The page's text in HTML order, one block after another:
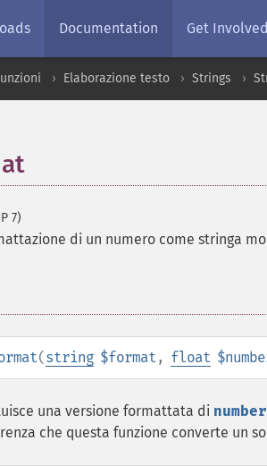
Documentation Get Involved
Elaborazione testo Strings
7)
di un numero come stringa
(string $format , float
una versione formattata di number
che questa funzione converte un